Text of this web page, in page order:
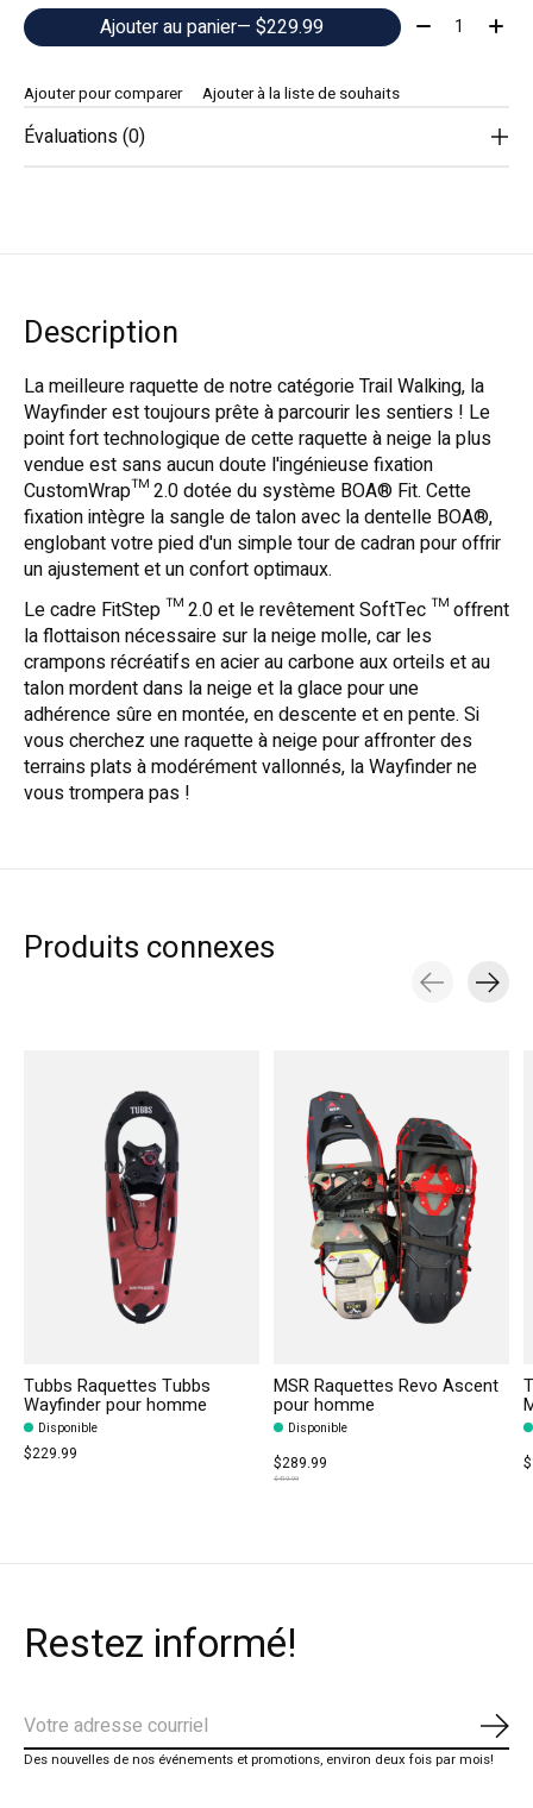
Ajouter au panier
— $229.99 Quantité:
Ajouter pour comparer Ajouter à la liste de souhaits
Évaluations (0)
Description
La meilleure raquette de notre catégorie Trail Walking, la
Wayfinder est toujours prête à parcourir les sentiers ! Le
point fort technologique de cette raquette à neige la plus
vendue est sans aucun doute l'ingénieuse fixation
CustomWrap™ 2.0 dotée du système BOA® Fit. Cette
fixation intègre la sangle de talon avec la dentelle BOA®,
englobant votre pied d'un simple tour de cadran pour offrir
un ajustement et un confort optimaux.
Le cadre FitStep ™ 2.0 et le revêtement SoftTec ™ offrent
la flottaison nécessaire sur la neige molle, car les
crampons récréatifs en acier au carbone aux orteils et au
talon mordent dans la neige et la glace pour une
adhérence sûre en montée, en descente et en pente. Si
vous cherchez une raquette à neige pour affronter des
terrains plats à modérément vallonnés, la Wayfinder ne
vous trompera pas !
Produits connexes
Tubbs Raquettes Tubbs
Wayfinder pour homme
Disponible
$229.99
MSR Raquettes Revo Ascent
pour homme
Disponible
$289.99
$419.99
Restez informé!
Des nouvelles de nos événements et promotions, environ deux fois par mois!